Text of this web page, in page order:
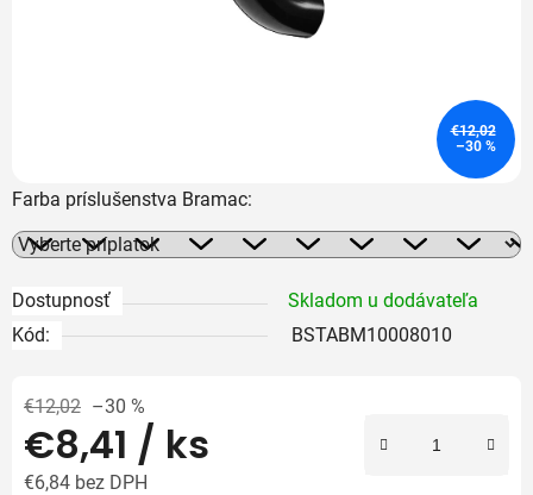
Farba príslušenstva Bramac:
Dostupnosť
Skladom u dodávateľa
Kód:
BSTABM10008010
€12,02 –30 %
€8,41 / ks
€6,84 bez DPH
€12,02
–30 %